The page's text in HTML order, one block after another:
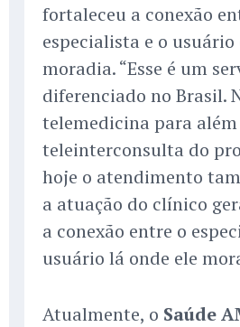
fortaleceu a conexão
especialista e o usuário
moradia. “Esse é um
diferenciado no Brasil.
telemedicina para
teleinterconsulta do
hoje o atendimento
a atuação do clínico
a conexão entre o
usuário lá onde ele
Atualmente, o Saúde